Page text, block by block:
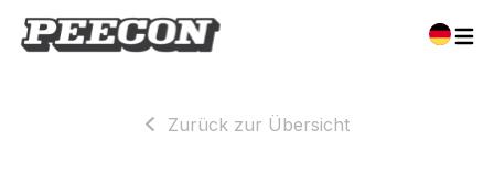
Zurück zur Übersicht